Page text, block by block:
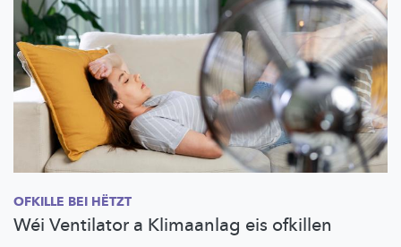
OFKILLE BEI HËTZT
Wéi Ventilator a Klimaanlag eis ofkillen